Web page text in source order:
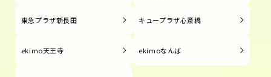
東急プラザ新長田 キュープラザ心斎橋
ekimo天王寺 ekimoなんば